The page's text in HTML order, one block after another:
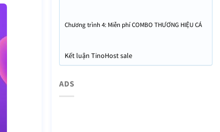
Chương trình 4: Miễn phí COMBO THƯƠNG HIỆU CÁ
Kết luận TinoHost sale
ADS